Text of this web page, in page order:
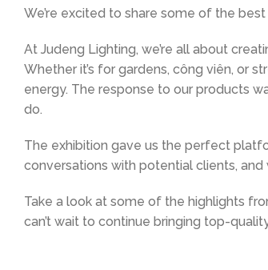
We’re excited to share some of the
At Judeng Lighting, we’re all about
Whether it’s for gardens, công viên, or
energy. The response to our products
do.
The exhibition gave us the perfect
conversations with potential clients, and
Take a look at some of the highlights
can’t wait to continue bringing top-